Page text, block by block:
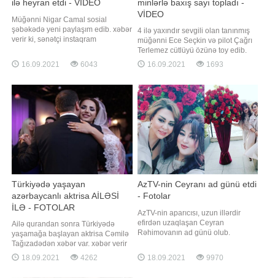
ilə heyran etdi - VİDEO
Müğənni Nigar Camal sosial
şəbəkədə yeni paylaşım edib. xəbər
verir ki, sənətçi instaqram
görüntülərini yayımlayıb. 41 yaşlı
müğənni fit və qüsursuz bədən
görüntüləri izləyiciləri tərəfindən
maraq və rəğbətlə qarşılanıb
16.09.2021 6043
minlərlə baxış sayı topladı -
VİDEO
4 ilə yaxındır sevgili olan tanınmış
müğənni Ece Seçkin və pilot Çağrı
Terlemez cütlüyü özünə toy edib.
xəbər verir ki, bu barədə ifaçı
instaqram hesabında bildirib.
gəlinlik böyük marağa səbəb olub.
Bundan başqa, müğənninin nikah
mərasimində "Çağrı Terlemezl
16.09.2021 1693
Türkiyədə yaşayan
azərbaycanlı aktrisa AİLƏSİ
İLƏ - FOTOLAR
Ailə qurandan sonra Türkiyədə
yaşamağa başlayan aktrisa Cəmilə
Tağızadədən xəbər var. xəbər verir
ki, aktrisa instaqram hesabında yeni
fotolarını paylaşıb. Fotolarda onun
18.09.2021 4262
AzTV-nin Ceyranı ad günü etdi
- Fotolar
AzTV-nin aparıcısı, uzun illərdir
efirdən uzaqlaşan Ceyran
Rəhimovanın ad günü olub.
o, özəl gününü yaxınları ilə qeyd
edib. Ad günündən şəkilləri Xalq
18.09.2021 9970